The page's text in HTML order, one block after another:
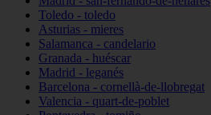
Toledo - toledo
Asturias - mieres
Salamanca - candelario
Granada - huéscar
Madrid - leganés
Barcelona - cornellà-de-llobregat
Valencia - quart-de-poblet